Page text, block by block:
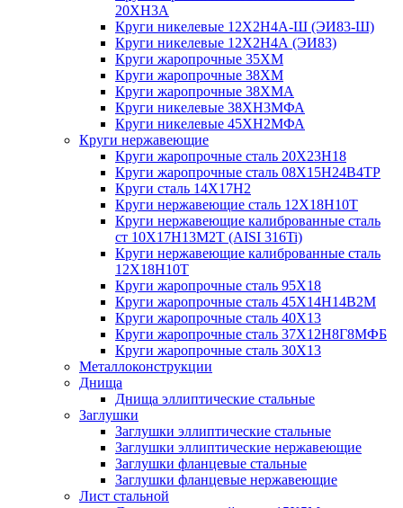
20ХН3А
Круги никелевые 12Х2Н4А-Ш (ЭИ83-Ш)
Круги никелевые 12Х2Н4А (ЭИ83)
Круги жаропрочные 35ХМ
Круги жаропрочные 38ХМ
Круги жаропрочные 38ХМА
Круги никелевые 38XH3MФА
Круги никелевые 45ХН2МФА
Круги нержавеющие
Круги жаропрочные сталь 20Х23Н18
Круги жаропрочные сталь 08Х15Н24В4ТР
Круги сталь 14Х17Н2
Круги нержавеющие сталь 12Х18Н10Т
Круги нержавеющие калиброванные сталь
ст 10Х17Н13М2Т (AISI 316Ti)
Круги нержавеющие калиброванные сталь
12Х18Н10Т
Круги жаропрочные сталь 95Х18
Круги жаропрочные сталь 45Х14Н14В2М
Круги жаропрочные сталь 40Х13
Круги жаропрочные сталь 37Х12Н8Г8МФБ
Круги жаропрочные сталь 30Х13
Металлоконструкции
Днища
Днища эллиптические стальные
Заглушки
Заглушки эллиптические стальные
Заглушки эллиптические нержавеющие
Заглушки фланцевые стальные
Заглушки фланцевые нержавеющие
Лист стальной